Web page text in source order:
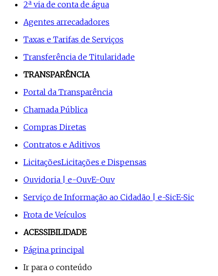
2ª via de conta de água
Agentes arrecadadores
Taxas e Tarifas de Serviços
Transferência de Titularidade
TRANSPARÊNCIA
Portal da Transparência
Chamada Pública
Compras Diretas
Contratos e Aditivos
LicitaçõesLicitações e Dispensas
Ouvidoria | e-OuvE-Ouv
Serviço de Informação ao Cidadão | e-SicE-Sic
Frota de Veículos
ACESSIBILIDADE
Página principal
Ir para o conteúdo